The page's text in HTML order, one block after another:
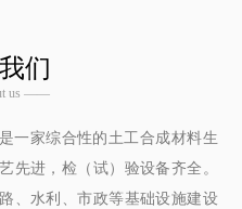
们
us ——
一家综合性的土工合成材料生
先进，检（试）验设备齐全。
、水利、市政等基础设施建设